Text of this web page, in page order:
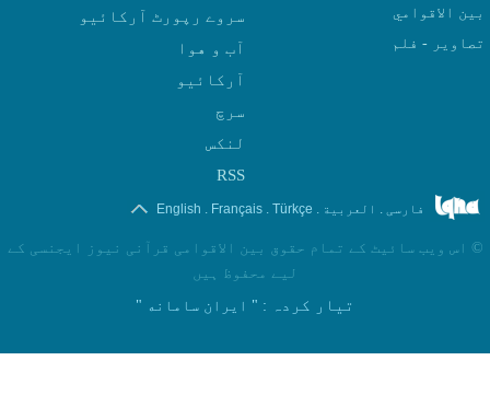
بين الاقوامي
تصاوير - فلم
سروے رپورٹ آرکائیو
آب و هوا
سرچ
لنکس
RSS
فارسی . العربیة .
Türkçe
.
Français
.
English
© اس ویب سائیٹ کے تمام حقوق بین الاقوامی قرآنی نیوز ایجنسی کے
لیے محفوظ ہیں
تیار کردہ : " ایران سامانه "